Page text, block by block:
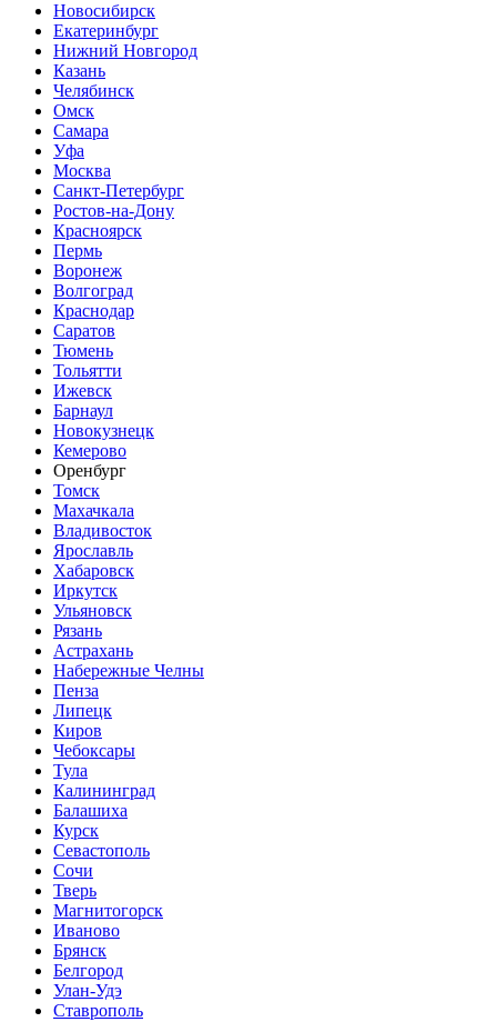
Новосибирск
Екатеринбург
Нижний Новгород
Казань
Челябинск
Омск
Самара
Уфа
Москва
Санкт-Петербург
Ростов-на-Дону
Красноярск
Пермь
Воронеж
Волгоград
Краснодар
Саратов
Тюмень
Тольятти
Ижевск
Барнаул
Новокузнецк
Кемерово
Оренбург
Томск
Махачкала
Владивосток
Ярославль
Хабаровск
Иркутск
Ульяновск
Рязань
Астрахань
Набережные Челны
Пенза
Липецк
Киров
Чебоксары
Тула
Калининград
Балашиха
Курск
Севастополь
Сочи
Тверь
Магнитогорск
Иваново
Брянск
Белгород
Улан-Удэ
Ставрополь